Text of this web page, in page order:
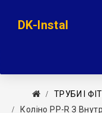
DK-Instal
ТРУБИ І
Коліно PP-R З